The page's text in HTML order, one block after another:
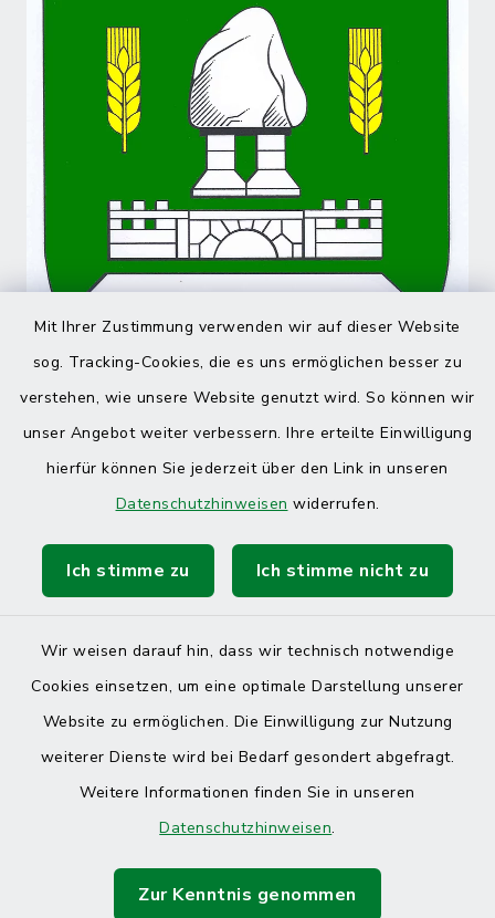
Mit Ihrer Zustimmung verwenden wir auf dieser Website
sog. Tracking-Cookies, die es uns ermöglichen besser zu
verstehen, wie unsere Website genutzt wird. So können wir
unser Angebot weiter verbessern. Ihre erteilte Einwilligung
hierfür können Sie jederzeit über den Link in unseren
Datenschutzhinweisen widerrufen.
Ich stimme zu Ich stimme nicht zu
Wir weisen darauf hin, dass wir technisch notwendige
Cookies einsetzen, um eine optimale Darstellung unserer
Website zu ermöglichen. Die Einwilligung zur Nutzung
weiterer Dienste wird bei Bedarf gesondert abgefragt.
Weitere Informationen finden Sie in unseren
Datenschutzhinweisen.
Zur Kenntnis genommen
Kontakt
Datenschutz
Impressum
Sitemap
Cookie-Einstellungen